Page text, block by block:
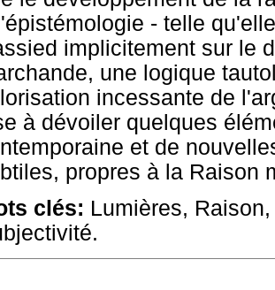
- telle
implicitement sur le
une logique
incessante de
à dévoiler quelques
et de
propres à la Raison
clés: Lumières,